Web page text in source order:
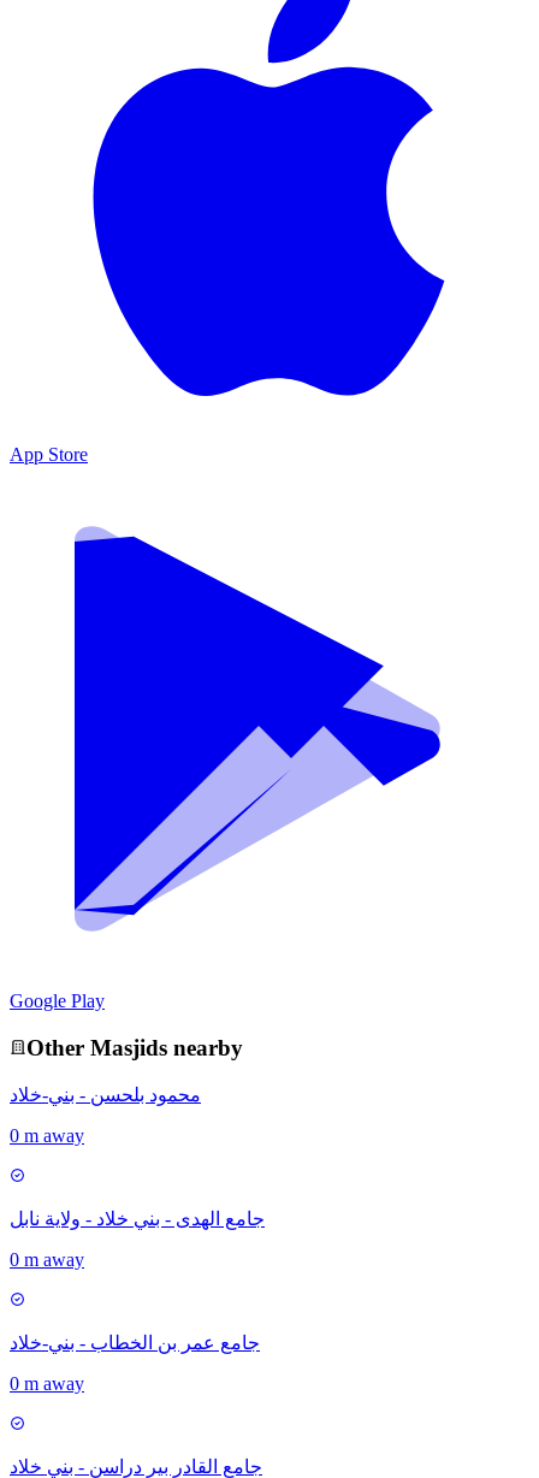
App Store
Google Play
Other Masjids nearby
محمود بلحسن - بني-خلاد
0 m away
جامع الهدى - بني خلاد - ولاية نابل
0 m away
جامع عمر بن الخطاب - بني-خلاد
0 m away
جامع القادر بير دراسن - بني خلاد